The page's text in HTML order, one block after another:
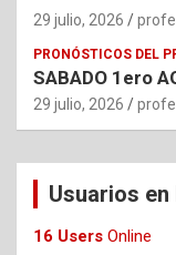
29 julio, 2026
PRONÓSTICOS DEL
SABADO 1ero
29 julio, 2026
Usuarios en
16 Users Online